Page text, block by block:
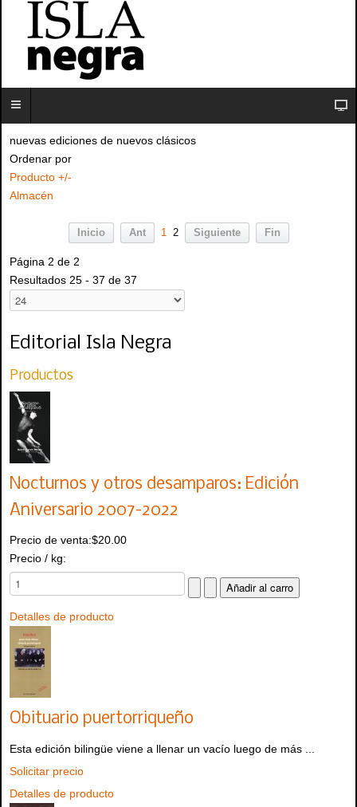
nuevas ediciones de nuevos clásicos
Ordenar por
Producto +/-
Almacén
Inicio Ant 1 2 Siguiente Fin
Página 2 de 2
Resultados 25 - 37 de 37
Editorial Isla Negra
Productos
Nocturnos y otros desamparos: Edición
Aniversario 2007-2022
Precio de venta:$20.00
Precio / kg:
Detalles de producto
Obituario puertorriqueño
Esta edición bilingüe viene a llenar un vacío luego de más ...
Solicitar precio
Detalles de producto